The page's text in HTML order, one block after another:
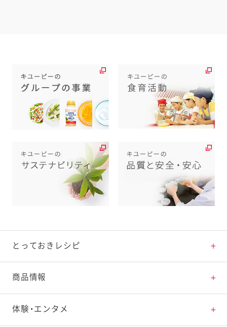
とっておきレシピ
とっておきレシピトップ
素材の知識
商品情報
商品情報トップ
体験・エンタメ